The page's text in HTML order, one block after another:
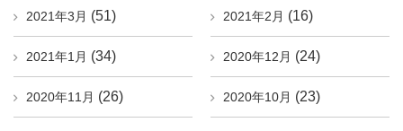
2021年3月 (51) 2021年2月 (16)
2021年1月 (34) 2020年12月 (24)
2020年11月 (26) 2020年10月 (23)